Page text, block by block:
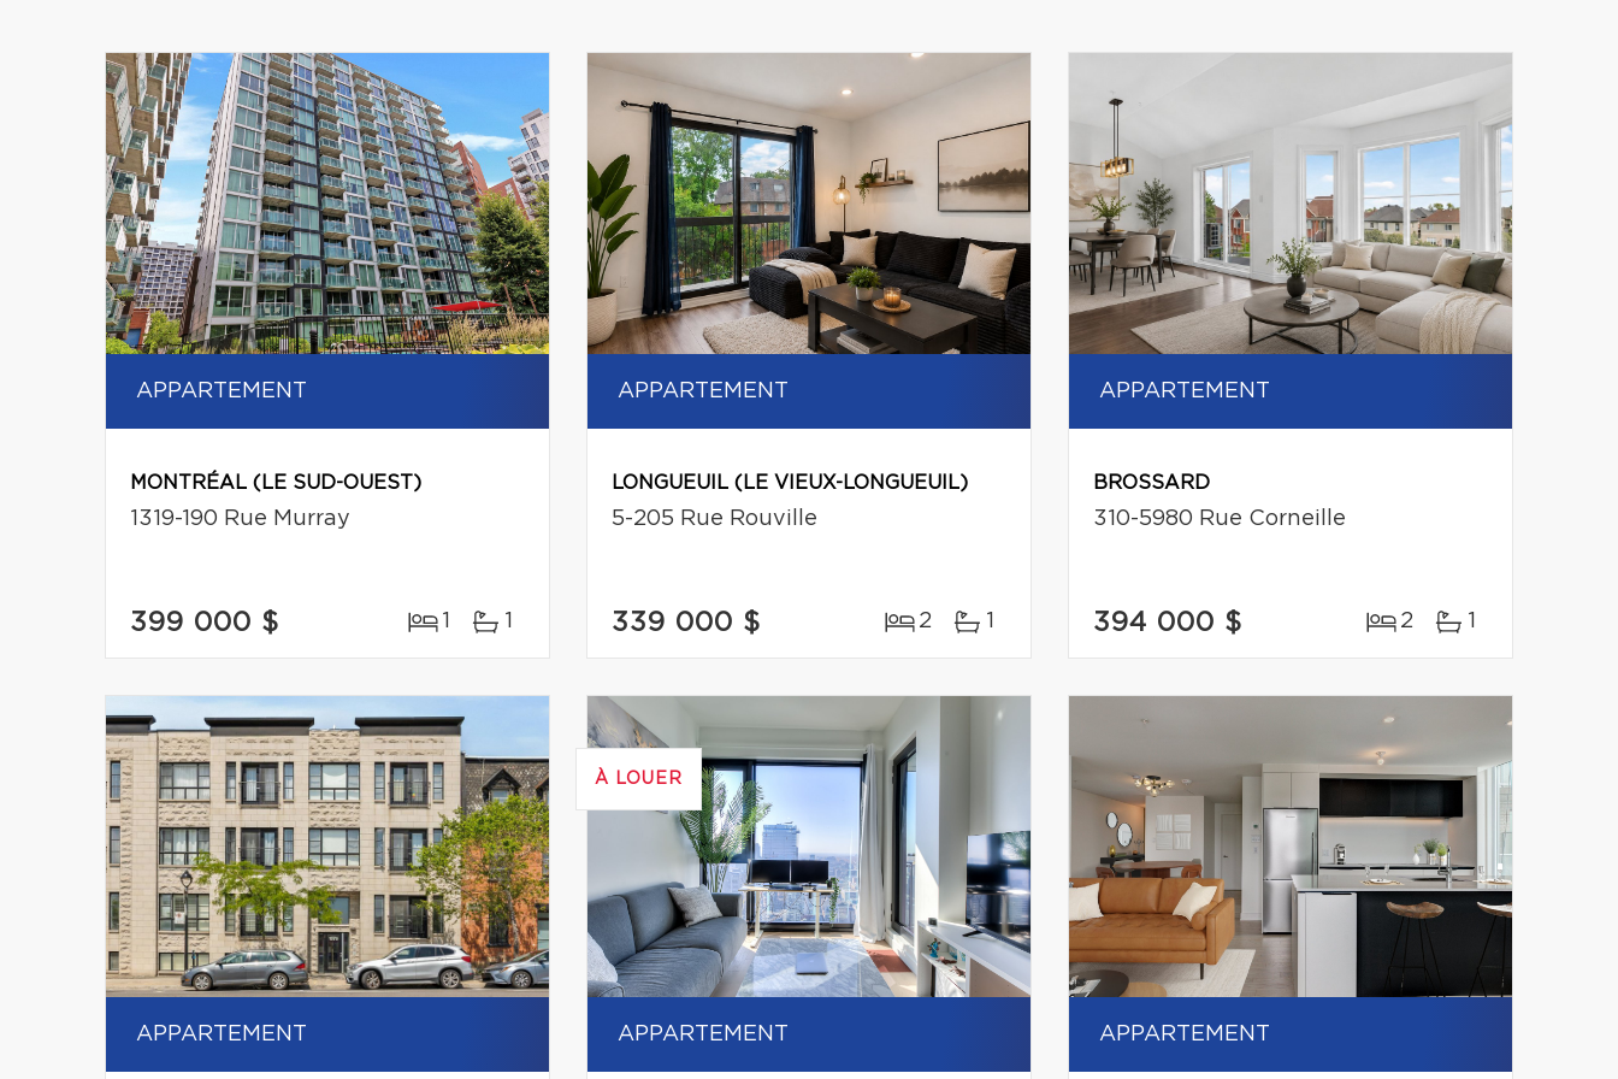
APPARTEMENT
MONTRÉAL (LE SUD-OUEST)
1319-190 Rue Murray
399 000 $ 1 1
APPARTEMENT
LONGUEUIL (LE VIEUX-LONGUEUIL)
5-205 Rue Rouville
339 000 $ 2 1
APPARTEMENT
BROSSARD
310-5980 Rue Corneille
394 000 $ 2 1
APPARTEMENT
À LOUER
APPARTEMENT APPARTEMENT